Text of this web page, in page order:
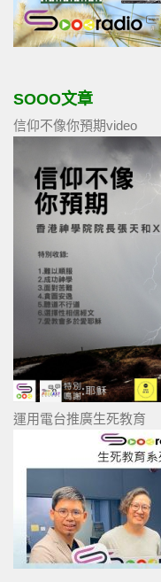
SOOO文章
信仰不像你預期video
運用電台推廣生死教育